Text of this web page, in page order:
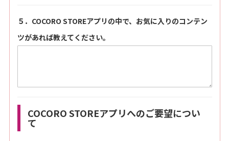
５．COCORO STOREアプリの中で、お気に入りのコンテン
ツがあれば教えてください。
COCORO STOREアプリへのご要望につい
て